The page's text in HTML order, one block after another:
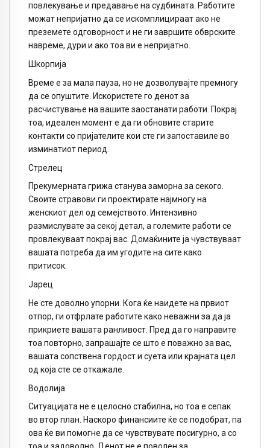
повлекување и предавање на судбината. Работите
можат непријатно да се искомплицираат ако не
преземете одговорност и не ги завршите обврските
навреме, дури и ако тоа ви е непријатно.
Шкорпија
Време е за мала пауза, но не дозволувајте премногу
да се опуштите. Искористете го денот за
расчистување на вашите заостанати работи. Покрај
тоа, идеален момент е да ги обновите старите
контакти со пријателите кои сте ги запоставиле во
изминатиот период.
Стрелец
Прекумерната грижа станува заморна за секого.
Своите стравови ги проектирате најмногу на
женскиот дел од семејството. Интензивно
размислувате за секој детал, а големите работи се
провлекуваат покрај вас. Домаќините ја чувствуваат
вашата потреба да им угодите на сите како
притисок.
Јарец
Не сте доволно упорни. Кога ќе наидете на првиот
отпор, ги отфрлате работите како неважни за да ја
прикриете вашата ранливост. Пред да го направите
тоа повторно, запрашајте се што е поважно за вас,
вашата сопствена гордост и суета или крајната цел
од која сте се откажале.
Водолија
Ситуацијата не е целосно стабилна, но тоа е сепак
во втор план. Наскоро финансиите ќе се подобрат, па
ова ќе ви помогне да се чувствувате посигурно, а со